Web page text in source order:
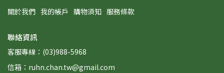
關於我們 我的帳戶 購物須知 服務條款
聯絡資訊
客服專線：(03)988-5968
信箱：ruhn.chan.tw@gmail.com